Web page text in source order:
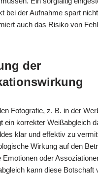
bei der Aufnahme spart
auch das Risiko von
der
Fotografie, z. B. in der
ein korrekter Weißabgleich
klar und effektiv zu
Wirkung auf den
oder
kann diese Botschaft